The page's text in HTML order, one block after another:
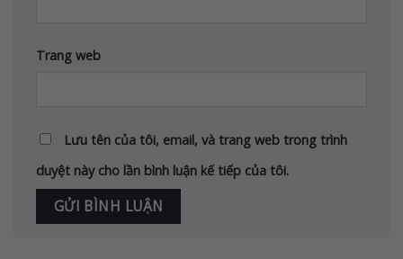
Trang web
Lưu tên của tôi, email, và trang web trong trình
duyệt này cho lần bình luận kế tiếp của tôi.